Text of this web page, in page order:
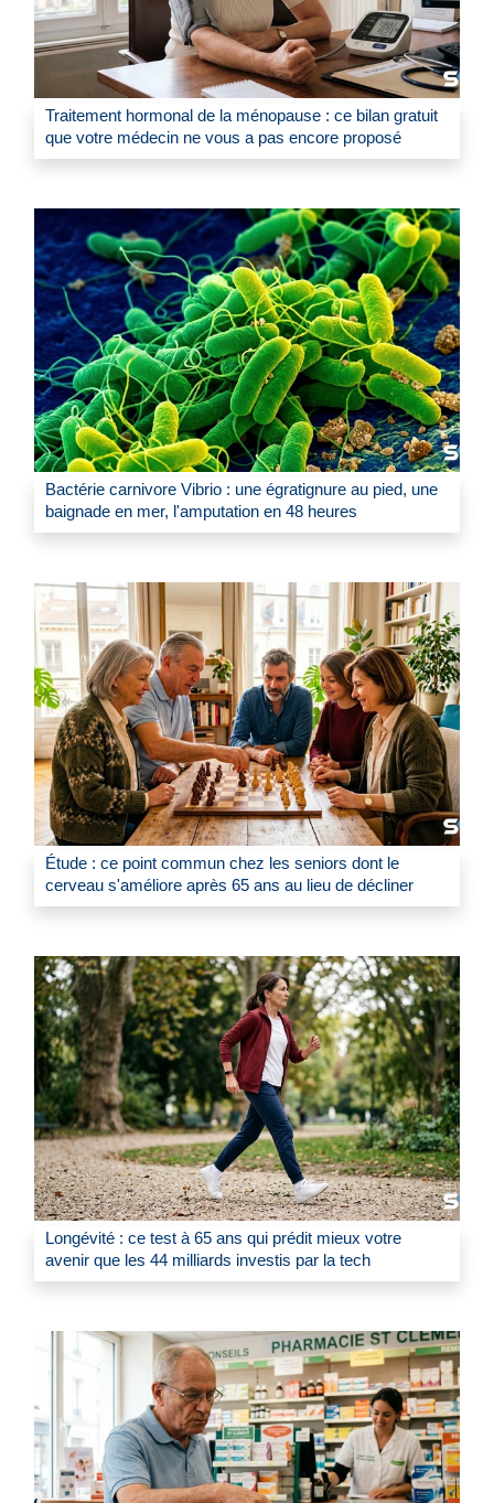
Traitement hormonal de la ménopause : ce bilan gratuit
que votre médecin ne vous a pas encore proposé
Bactérie carnivore Vibrio : une égratignure au pied, une
baignade en mer, l'amputation en 48 heures
Étude : ce point commun chez les seniors dont le
cerveau s'améliore après 65 ans au lieu de décliner
Longévité : ce test à 65 ans qui prédit mieux votre
avenir que les 44 milliards investis par la tech